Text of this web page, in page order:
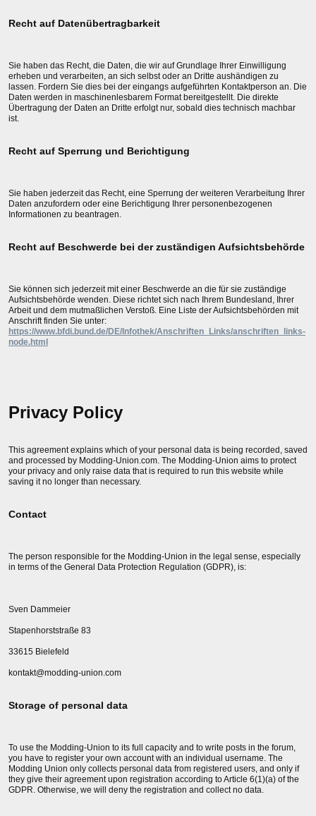
Recht auf Datenübertragbarkeit
Sie haben das Recht, die Daten, die wir auf Grundlage Ihrer Einwilligung
erheben und verarbeiten, an sich selbst oder an Dritte aushändigen zu
lassen. Fordern Sie dies bei der eingangs aufgeführten Kontaktperson an. Die
Daten werden in maschinenlesbarem Format bereitgestellt. Die direkte
Übertragung der Daten an Dritte erfolgt nur, sobald dies technisch machbar
ist.
Recht auf Sperrung und Berichtigung
Sie haben jederzeit das Recht, eine Sperrung der weiteren Verarbeitung Ihrer
Daten anzufordern oder eine Berichtigung Ihrer personenbezogenen
Informationen zu beantragen.
Recht auf Beschwerde bei der zuständigen Aufsichtsbehörde
Sie können sich jederzeit mit einer Beschwerde an die für sie zuständige
Aufsichtsbehörde wenden. Diese richtet sich nach Ihrem Bundesland, Ihrer
Arbeit und dem mutmaßlichen Verstoß. Eine Liste der Aufsichtsbehörden mit
Anschrift finden Sie unter:
https://www.bfdi.bund.de/DE/Infothek/Anschriften_Links/anschriften_links-
node.html
Privacy Policy
This agreement explains which of your personal data is being recorded, saved
and processed by Modding-Union.com. The Modding-Union aims to protect
your privacy and only raise data that is required to run this website while
saving it no longer than necessary.
Contact
The person responsible for the Modding-Union in the legal sense, especially
in terms of the General Data Protection Regulation (GDPR), is:
Sven Dammeier
Stapenhorststraße 83
33615 Bielefeld
kontakt@modding-union.com
Storage of personal data
To use the Modding-Union to its full capacity and to write posts in the forum,
you have to register your own account with an individual username. The
Modding Union only collects personal data from registered users, and only if
they give their agreement upon registration according to Article 6(1)(a) of the
GDPR. Otherwise, we will deny the registration and collect no data.